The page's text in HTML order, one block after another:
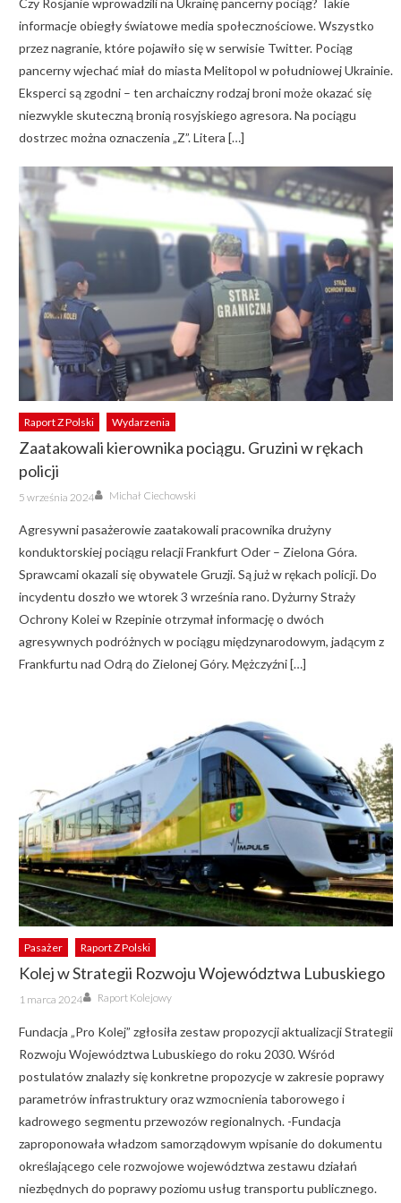
Czy Rosjanie wprowadzili na Ukrainę pancerny pociąg? Takie
informacje obiegły światowe media społecznościowe. Wszystko
przez nagranie, które pojawiło się w serwisie Twitter. Pociąg
pancerny wjechać miał do miasta Melitopol w południowej Ukrainie.
Eksperci są zgodni – ten archaiczny rodzaj broni może okazać się
niezwykle skuteczną bronią rosyjskiego agresora. Na pociągu
dostrzec można oznaczenia „Z”. Litera […]
Raport Z Polski Wydarzenia
Zaatakowali kierownika pociągu. Gruzini w rękach
policji
Posted
on
5 września 2024 Author
Michał Ciechowski
Agresywni pasażerowie zaatakowali pracownika drużyny
konduktorskiej pociągu relacji Frankfurt Oder – Zielona Góra.
Sprawcami okazali się obywatele Gruzji. Są już w rękach policji. Do
incydentu doszło we wtorek 3 września rano. Dyżurny Straży
Ochrony Kolei w Rzepinie otrzymał informację o dwóch
agresywnych podróżnych w pociągu międzynarodowym, jadącym z
Frankfurtu nad Odrą do Zielonej Góry. Mężczyźni […]
Pasażer Raport Z Polski
Kolej w Strategii Rozwoju Województwa Lubuskiego
Posted
on
1 marca 2024 Author
Raport Kolejowy
Fundacja „Pro Kolej” zgłosiła zestaw propozycji aktualizacji Strategii
Rozwoju Województwa Lubuskiego do roku 2030. Wśród
postulatów znalazły się konkretne propozycje w zakresie poprawy
parametrów infrastruktury oraz wzmocnienia taborowego i
kadrowego segmentu przewozów regionalnych. -Fundacja
zaproponowała władzom samorządowym wpisanie do dokumentu
określającego cele rozwojowe województwa zestawu działań
niezbędnych do poprawy poziomu usług transportu publicznego.